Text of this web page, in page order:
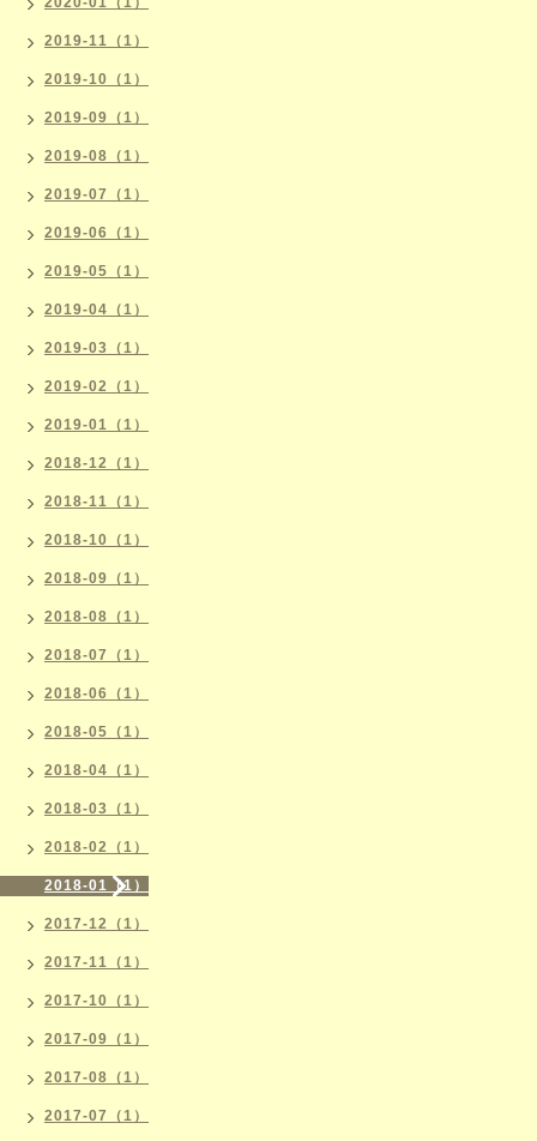
2019-11（1）
2019-10（1）
2019-09（1）
2019-08（1）
2019-07（1）
2019-06（1）
2019-05（1）
2019-04（1）
2019-03（1）
2019-02（1）
2019-01（1）
2018-12（1）
2018-11（1）
2018-10（1）
2018-09（1）
2018-08（1）
2018-07（1）
2018-06（1）
2018-05（1）
2018-04（1）
2018-03（1）
2018-02（1）
2018-01（1）
2017-12（1）
2017-11（1）
2017-10（1）
2017-09（1）
2017-08（1）
2017-07（1）